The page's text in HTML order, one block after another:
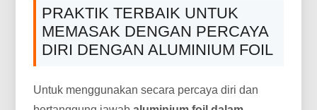
PRAKTIK TERBAIK UNTUK
MEMASAK DENGAN PERCAYA
DIRI DENGAN ALUMINIUM FOIL
Untuk menggunakan secara percaya diri dan